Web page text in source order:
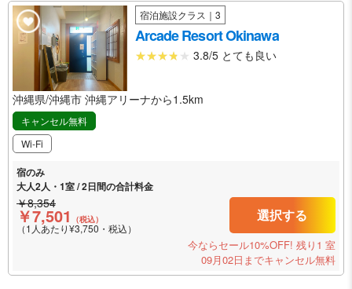
宿泊施設クラス｜3
Arcade Resort Okinawa
3.8/5 とても良い
沖縄県/沖縄市 沖縄アリーナから1.5km
キャンセル無料
Wi-Fi
宿のみ
大人2人・1室 / 2日間の合計料金
￥8,354
￥7,501 （税込）
（1人あたり¥3,750・税込）
選択する
今ならセール10%OFF! 残り1 室
09月02日までキャンセル無料